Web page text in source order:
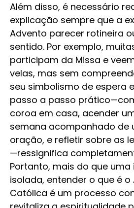
Além disso, é necessário
explicação sempre que a
Advento parecer rotineira
sentido. Por exemplo,
participam da Missa e
velas, mas sem
seu simbolismo de espera
passo a passo
coroa em casa, acender
semana acompanhado de
oração, e refletir sobre as
—ressignifica
Portanto, mais do que
isolada, entender o que é
Católica é um processo